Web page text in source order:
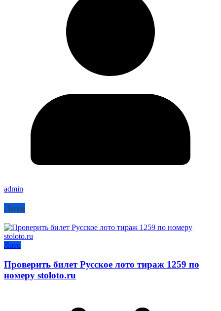
admin
Лото
Лото
Проверить билет Русское лото тираж 1259 по
номеру stoloto.ru